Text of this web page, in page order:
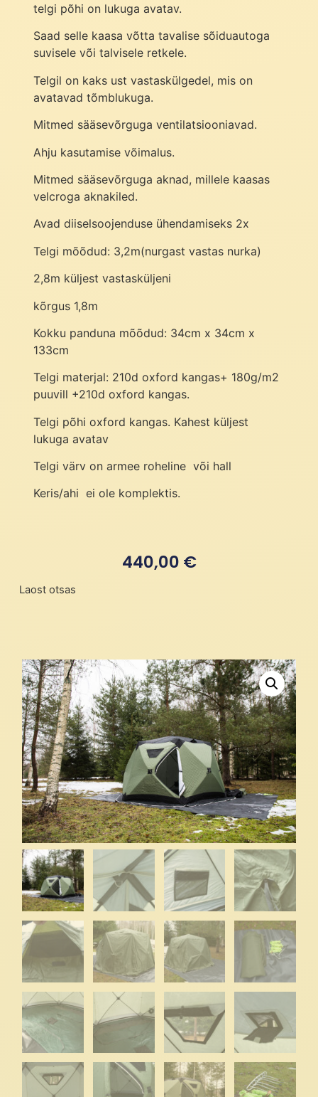
telgi põhi on lukuga avatav.
Saad selle kaasa võtta tavalise sõiduautoga
suvisele või talvisele retkele.
Telgil on kaks ust vastaskülgedel, mis on
avatavad tõmblukuga.
Mitmed sääsevõrguga ventilatsiooniavad.
Ahju kasutamise võimalus.
Mitmed sääsevõrguga aknad, millele kaasas
velcroga aknakiled.
Avad diiselsoojenduse ühendamiseks 2x
Telgi mõõdud: 3,2m(nurgast vastas nurka)
2,8m küljest vastasküljeni
kõrgus 1,8m
Kokku panduna mõõdud: 34cm x 34cm x
133cm
Telgi materjal: 210d oxford kangas+ 180g/m2
puuvill +210d oxford kangas.
Telgi põhi oxford kangas. Kahest küljest
lukuga avatav
Telgi värv on armee roheline või hall
Keris/ahi ei ole komplektis.
440,00 €
Laost otsas